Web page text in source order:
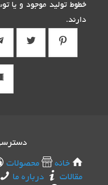
خطوط تولید موجود و یا
دارند.
خانه
محصولات
مقالات
درباره ما